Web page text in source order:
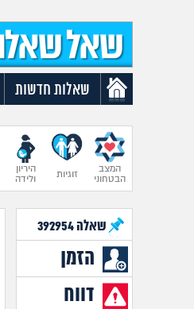
שאלות חדשות
המצב
הבטחוני
זוגיות
היריון
ולידה
שאלה392954
הזמן
דווח